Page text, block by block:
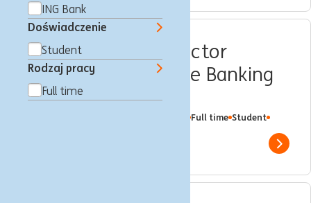
ING Bank
Doświadczenie
Student
Rodzaj pracy
Full time
Intern Corporate Sector
Lending – Wholesale Banking
(f/m/x)
Full time Student
Show